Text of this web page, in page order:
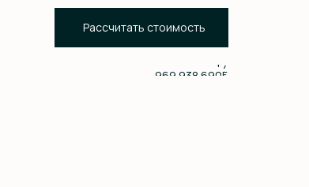
Рассчитать стоимость
‪+7
969 938 6905